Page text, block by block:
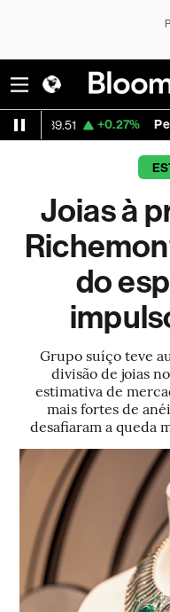
+0.27% Petrobras PN
Joias à
do
Grupo suíço teve
divisão de joias
estimativa de
mais fortes de
desafiaram a queda